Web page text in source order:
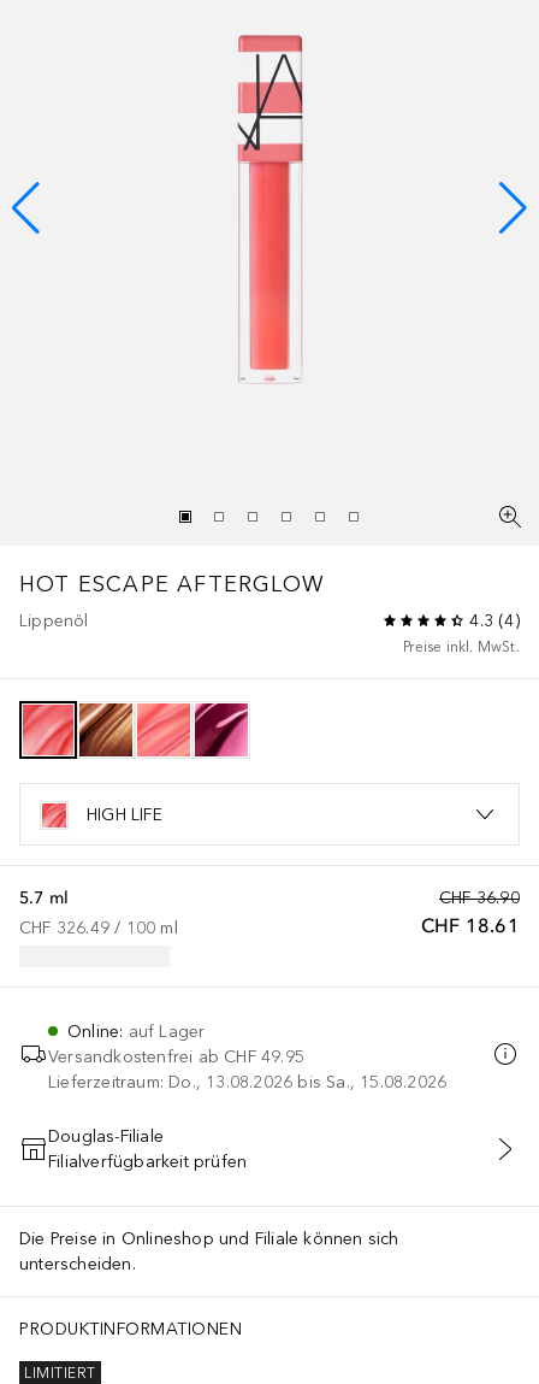
HOT ESCAPE AFTERGLOW
Lippenöl 4.3 (4)
Preise inkl. MwSt.
HIGH LIFE
CHF 36.90
CHF 18.61
5.7 ml
CHF 326.49 / 100 ml
Online: auf Lager
Versandkostenfrei ab CHF 49.95
Lieferzeitraum: Do., 13.08.2026 bis Sa., 15.08.2026
IN DEN WARENKORB
Douglas-Filiale
Filialverfügbarkeit prüfen
Die Preise in Onlineshop und Filiale können sich
unterscheiden.
PRODUKTINFORMATIONEN
LIMITIERT